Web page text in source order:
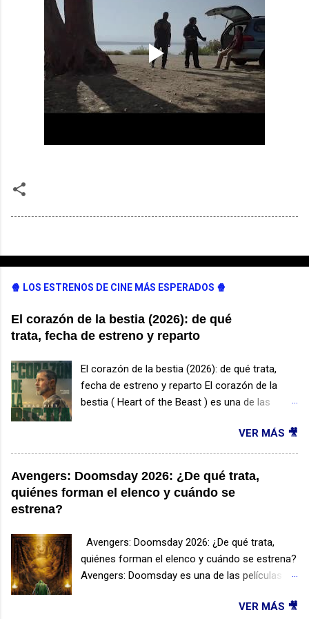
🍿 LOS ESTRENOS DE CINE MÁS ESPERADOS 🍿
El corazón de la bestia (2026): de qué
trata, fecha de estreno y reparto
El corazón de la bestia (2026): de qué trata,
fecha de estreno y reparto El corazón de la
bestia ( Heart of the Beast ) es una de las
2026. Protagonizada por Brad Pitt y dirigida por
David Ayer, esta producción promete combinar
acción, drama y una emotiva historia de
amistad entre un hombre y un perro en medio
de la naturaleza salvaje. ¿De qué trata El
Especiales que sobrevive a un accidente de
avioneta en una remota región de Alaska. Lejos
de cualquier ayuda y enfrentando temperaturas
extremas, deberá utilizar toda su experiencia
VER MÁS 🎥
Avengers: Doomsday 2026: ¿De qué trata,
quiénes forman el elenco y cuándo se
estrena?
Avengers: Doomsday 2026: ¿De qué trata,
quiénes forman el elenco y cuándo se estrena?
Avengers: Doomsday es una de las películas
VER MÁS 🎥